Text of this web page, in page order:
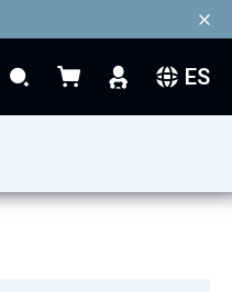
Search Mi cesta ES
Añadir al carrito